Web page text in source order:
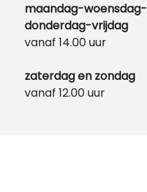
maandag-woensdag-
donderdag-vrijdag
vanaf 14.00 uur
zaterdag en zondag
vanaf 12.00 uur